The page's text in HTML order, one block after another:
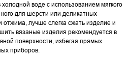
воде с использованием мягкого
для шерсти или деликатных
отжима, лучше слегка сжать изделие и
вязаные изделия рекомендуется в
поверхности, избегая прямых
приборов.